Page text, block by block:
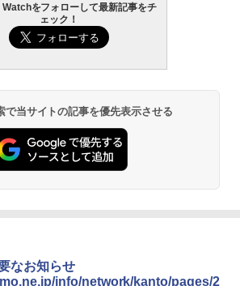
Watchをフォローして最新記事をチ
ェック！
で当サイトの記事を優先表示させる
なお知らせ
info/network/kanto/pages/2